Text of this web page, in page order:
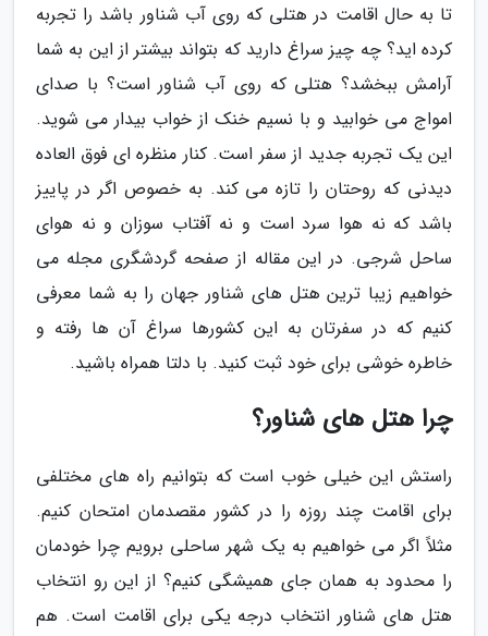
تا به حال اقامت در هتلی که روی آب شناور باشد را تجربه
کرده اید؟ چه چیز سراغ دارید که بتواند بیشتر از این به شما
آرامش ببخشد؟ هتلی که روی آب شناور است؟ با صدای
امواج می خوابید و با نسیم خنک از خواب بیدار می شوید.
این یک تجربه جدید از سفر است. کنار منظره ای فوق العاده
دیدنی که روحتان را تازه می کند. به خصوص اگر در پاییز
باشد که نه هوا سرد است و نه آفتاب سوزان و نه هوای
ساحل شرجی. در این مقاله از صفحه گردشگری مجله می
خواهیم زیبا ترین هتل های شناور جهان را به شما معرفی
کنیم که در سفرتان به این کشورها سراغ آن ها رفته و
خاطره خوشی برای خود ثبت کنید. با دلتا همراه باشید.
چرا هتل های شناور؟
راستش این خیلی خوب است که بتوانیم راه های مختلفی
برای اقامت چند روزه را در کشور مقصدمان امتحان کنیم.
مثلاً اگر می خواهیم به یک شهر ساحلی برویم چرا خودمان
را محدود به همان جای همیشگی کنیم؟ از این رو انتخاب
هتل های شناور انتخاب درجه یکی برای اقامت است. هم